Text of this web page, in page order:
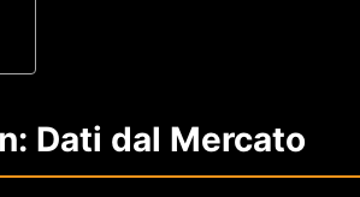
Dati dal Mercato